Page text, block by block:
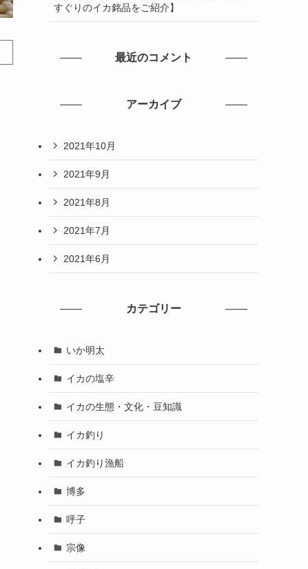
すぐりのイカ銘品をご紹介】
最近のコメント
アーカイブ
2021年10月
2021年9月
2021年8月
2021年7月
2021年6月
カテゴリー
いか明太
イカの塩辛
イカの生態・文化・豆知識
イカ釣り
イカ釣り漁船
博多
呼子
宗像